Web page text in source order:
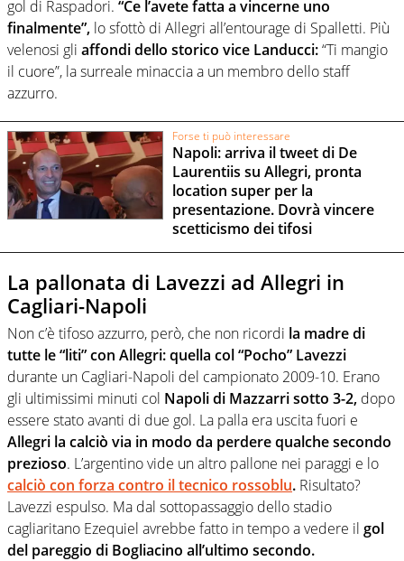
gol di Raspadori. “Ce l’avete fatta a vincerne uno
finalmente”, lo sfottò di Allegri all’entourage di Spalletti. Più
velenosi gli affondi dello storico vice Landucci:“Ti mangio
il cuore”, la surreale minaccia a un membro dello staff
azzurro.
Forse ti può interessare
Napoli: arriva il tweet di De
Laurentiis su Allegri, pronta
location super per la
presentazione. Dovrà vincere
scetticismo dei tifosi
La pallonata di Lavezzi ad Allegri in
Cagliari-Napoli
Non c’è tifoso azzurro, però, che non ricordi la madre di
tutte le “liti” con Allegri: quella col “Pocho” Lavezzi
durante un Cagliari-Napoli del campionato 2009-10. Erano
gli ultimissimi minuti col Napoli di Mazzarri sotto 3-2, dopo
essere stato avanti di due gol. La palla era uscita fuori e
Allegri la calciò via in modo da perdere qualche secondo
prezioso. L’argentino vide un altro pallone nei paraggi e lo
calciò con forza contro il tecnico rossoblu. Risultato?
Lavezzi espulso. Ma dal sottopassaggio dello stadio
cagliaritano Ezequiel avrebbe fatto in tempo a vedere il gol
del pareggio di Bogliacino all’ultimo secondo.